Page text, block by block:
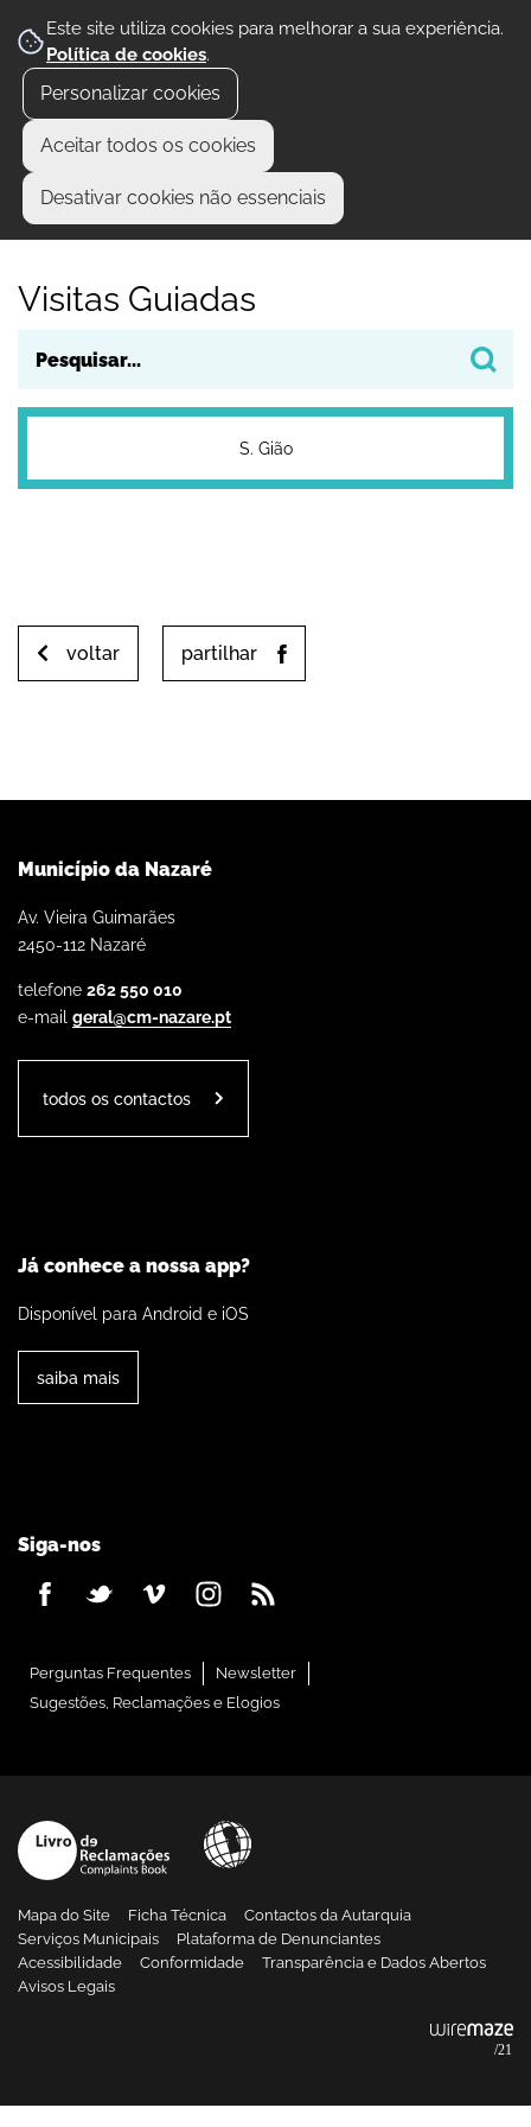
Este site utiliza cookies para melhorar a sua experiência.
Política de cookies.
Personalizar cookies
Aceitar todos os cookies
Desativar cookies não essenciais
Visitas Guiadas
S. Gião
voltar partilhar
Município da Nazaré
Av. Vieira Guimarães
2450-112 Nazaré
telefone 262 550 010
e-mail geral@cm-nazare.pt
todos os contactos
Já conhece a nossa app?
Disponível para Android e iOS
saiba mais
Siga-nos
Perguntas Frequentes
Newsletter
Sugestões, Reclamações e Elogios
Mapa do Site Ficha Técnica
Contactos da Autarquia
Serviços Municipais
Plataforma de Denunciantes
Acessibilidade
Conformidade
Transparência e Dados Abertos
Avisos Legais